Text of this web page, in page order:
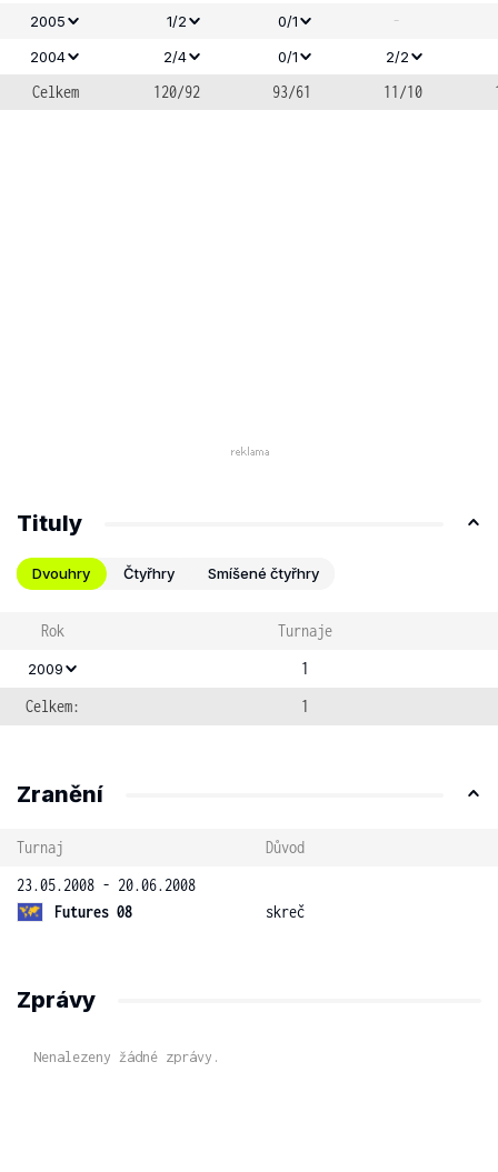
2005 1/2 0/1 -
2004 2/4 0/1 2/2
Celkem 120/92 93/61 11/10
Tituly
Dvouhry Čtyřhry Smíšené čtyřhry
Rok Turnaje
2009
1
Celkem:
1
Zranění
Turnaj
Důvod
23.05.2008 - 20.06.2008
Futures 08
skreč
Zprávy
Nenalezeny žádné zprávy.